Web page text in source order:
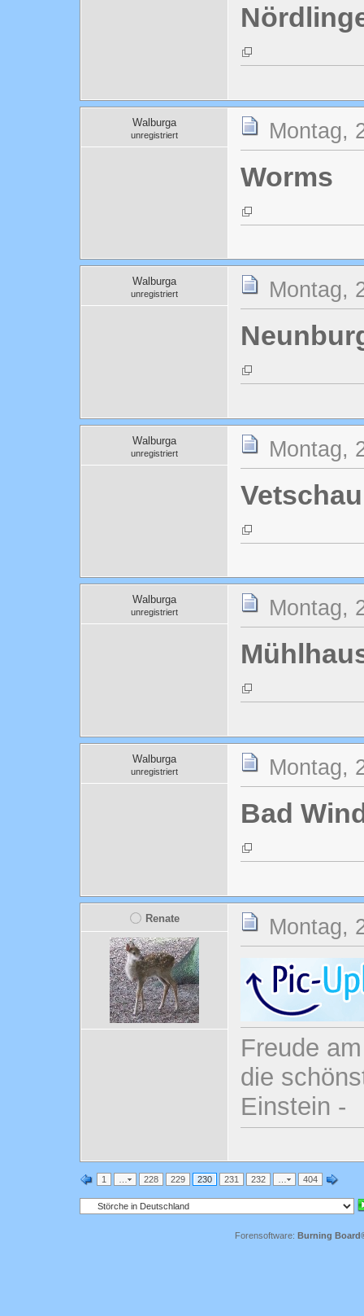
Walburga
unregistriert Montag,
Worms
Walburga
unregistriert Montag,
Walburga
unregistriert Montag,
Vetschau
Walburga
unregistriert Montag,
Walburga
unregistriert Montag,
Bad
Renate Montag,
Freude
die
Einstein -
1 228 229 230 231 232 404
Forensoftware: Burning